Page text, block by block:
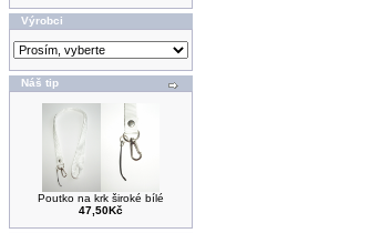
Výrobci
Náš tip
Poutko na krk široké bílé
47,50Kč